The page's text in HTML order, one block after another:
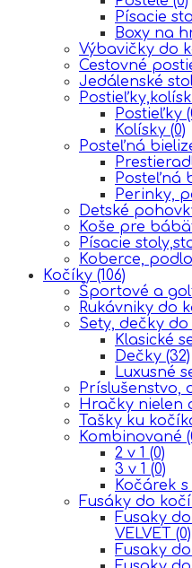
Písacie
Boxy na
Výbavičky do
Cestovné
Jedálenské
Postieľky
Kolísky (0)
Posteľná
Posteľná
Perinky,
Detské
Koše pre
Písacie
Koberce,
Kočíky (106)
Športové a
Rukávniky do
Sety, dečky
Klasické
Dečky (32)
Luxusné
Príslušenstvo,
Hračky nielen
Tašky ku
Kombinované
2 v 1 (0)
3 v 1 (0)
Kočárek
Fusáky do
Fusaky
VELVET (0)
Fusaky